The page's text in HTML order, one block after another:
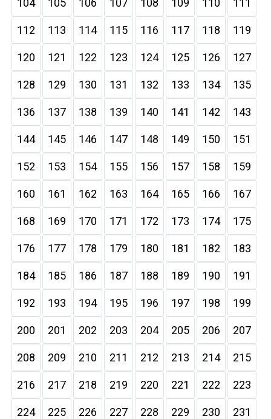
104 105 106 107 108 109 110 111
112 113 114 115 116 117 118 119
120 121 122 123 124 125 126 127
128 129 130 131 132 133 134 135
136 137 138 139 140 141 142 143
144 145 146 147 148 149 150 151
152 153 154 155 156 157 158 159
160 161 162 163 164 165 166 167
168 169 170 171 172 173 174 175
176 177 178 179 180 181 182 183
184 185 186 187 188 189 190 191
192 193 194 195 196 197 198 199
200 201 202 203 204 205 206 207
208 209 210 211 212 213 214 215
216 217 218 219 220 221 222 223
224 225 226 227 228 229 230 231